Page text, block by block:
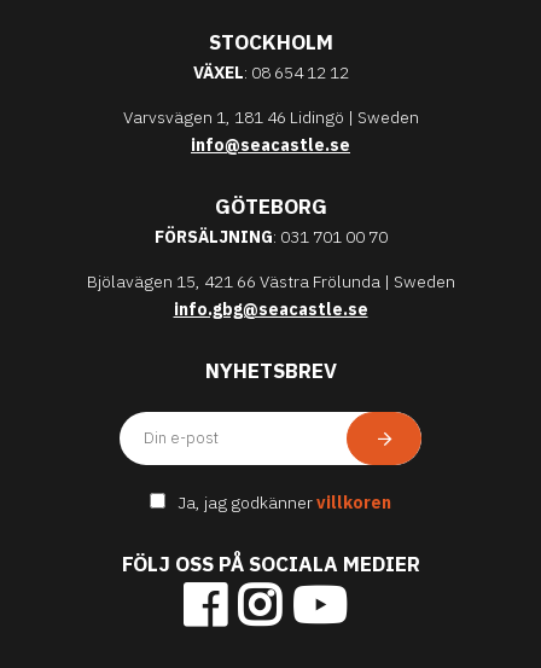
STOCKHOLM
VÄXEL: 08 654 12 12
Varvsvägen 1, 181 46 Lidingö | Sweden
info@seacastle.se
GÖTEBORG
FÖRSÄLJNING: 031 701 00 70
Bjölavägen 15, 421 66 Västra Frölunda | Sweden
info.gbg@seacastle.se
NYHETSBREV
Ja, jag godkännervillkoren
FÖLJ OSS PÅ SOCIALA MEDIER